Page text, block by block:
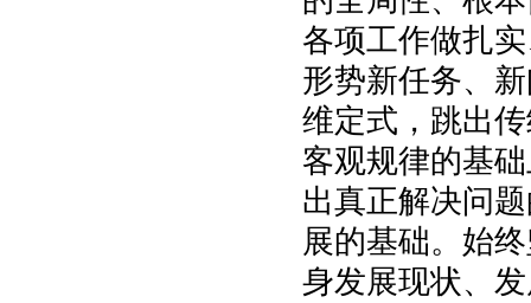
各项工作做扎
形势新任务、
维定式，跳出
客观规律的基
出真正解决问
展的基础。始
身发展现状、